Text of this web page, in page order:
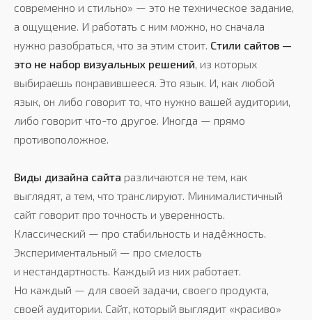
современно и стильно» — это не техническое задание,
а ощущение. И работать с ним можно, но сначала
нужно разобраться, что за этим стоит. Стили сайтов —
это не набор визуальных решений, из которых
выбираешь понравившееся. Это язык. И, как любой
язык, он либо говорит то, что нужно вашей аудитории,
либо говорит что-то другое. Иногда — прямо
противоположное.
Виды дизайна сайта различаются не тем, как
выглядят, а тем, что транслируют. Минималистичный
сайт говорит про точность и уверенность.
Классический — про стабильность и надёжность.
Экспериментальный — про смелость
и нестандартность. Каждый из них работает.
Но каждый — для своей задачи, своего продукта,
своей аудитории. Сайт, который выглядит «красиво»